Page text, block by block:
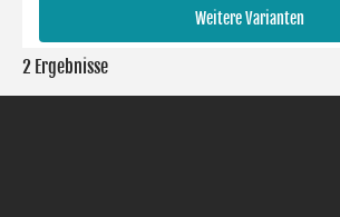
Weitere Varianten
2 Ergebnisse